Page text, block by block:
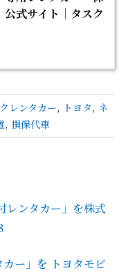
式サイト｜タスク
レンタカー, トヨタ, ネ
, 損保代車
レンタカー」を株式
ー」を トヨタモビ